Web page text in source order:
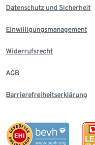
Datenschutz und Sicherheit
Einwilligungsmanagement
Widerrufsrecht
AGB
Barrierefreiheitserklärung